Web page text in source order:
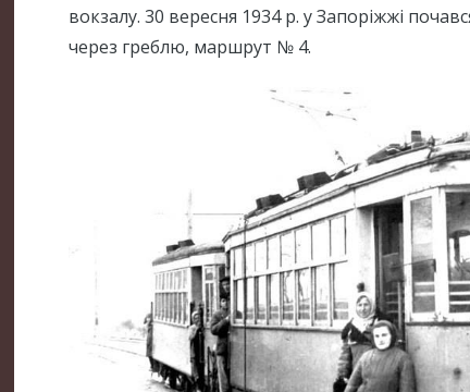
вокзалу. 30 вересня 1934 р. у Запоріжжі
через греблю, маршрут № 4.